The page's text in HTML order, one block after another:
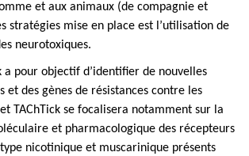
et aux animaux (de compagnie et
stratégies mise en place est l’utilisation de
neurotoxiques.
a pour objectif d’identifier de nouvelles
et des gènes de résistances contre les
TAChTick se focalisera notamment sur la
et pharmacologique des récepteurs
nicotinique et muscarinique présents